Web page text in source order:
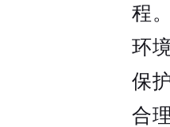
程
环
保
合